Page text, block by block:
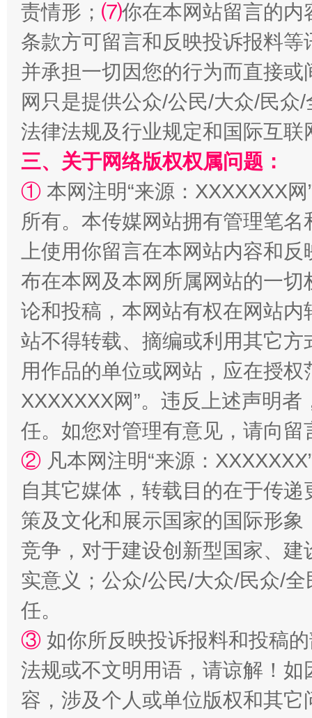
站台名比不上好声名
责情形； ⑺你在本网站留言的内
条款方可留言和反映投诉报料
并承担一切因您的行为而直接
网只是提供公众/公民/大众/民
法律法规及行业规定和国际互
三、关于网络版权权属问题：
① 本网注明“来源：XXXXXXX
所有。本传媒网站拥有管理笔
上使用你留言在本网站内容和
布在本网及本网所属网站的一
论和投稿，本网站有权在网站
站不得转载、摘编或利用其它
用作品的单位或网站，应在授
XXXXXXX网”。违反上述声明
任。如您对管理有意见，请向
② 凡本网注明“来源：
自其它媒体，转载目的在于传
策及文化和展示国家的国际形
竞争，对于建设创新型国家、
实意义；公众/公民/大众/民众/
任。
③ 如你所反映投诉报料和投稿
法规或不文明用语，请谅解！
容，涉及个人或单位版权和其它